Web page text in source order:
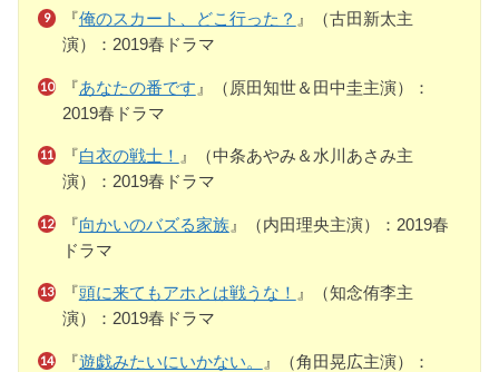
『俺のスカート、どこ行った？ 』（古田新太主
演）：2019春ドラマ
『あなたの番です 』（原田知世＆田中圭主演）：
2019春ドラマ
『白衣の戦士！ 』（中条あやみ＆水川あさみ主
演）：2019春ドラマ
『向かいのバズる家族』（内田理央主演）：2019春
ドラマ
『頭に来てもアホとは戦うな！ 』（知念侑李主
演）：2019春ドラマ
『遊戯みたいにいかない。
』（角田晃広主演）：